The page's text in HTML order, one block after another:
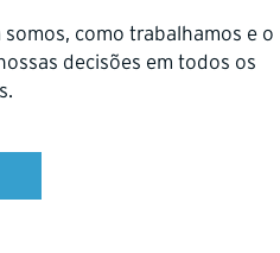
somos, como trabalhamos e o
decisões em todos os